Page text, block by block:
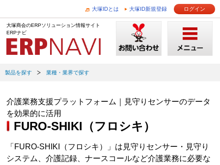
大塚IDとは 大塚ID新規登録 ログイン
大塚商会のERPソリューション情報サイト
ERPナビ
製品を探す 業種・業界で探す
介護業務支援プラットフォーム｜見守りセンサーのデータ
を効果的に活用
FURO-SHIKI（フロシキ）
「FURO-SHIKI（フロシキ）」は見守りセンサー・見守り
システム、介護記録、ナースコールなど介護業務に必要な